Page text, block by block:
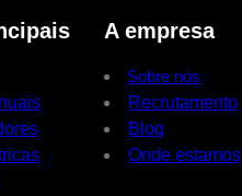
A empresa
Sobre nós
Recrutamento
Blog
Onde estamos